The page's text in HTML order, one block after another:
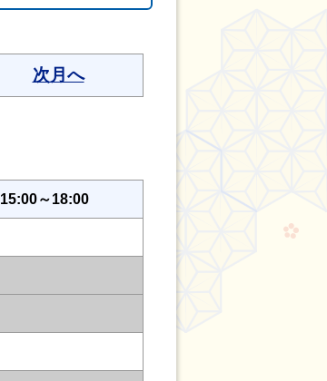
次月へ
15:00～18:00